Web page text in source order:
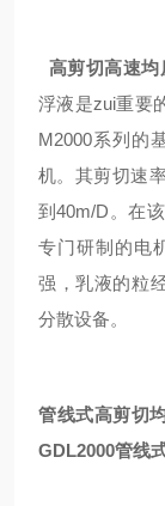
高剪切高速均
浮液是zui重要
M2000系列的
机。其剪切速
到40m/D 。在
专门研制的电
强，乳液的粒
分散设备。
管线式高剪切
GDL2000管线